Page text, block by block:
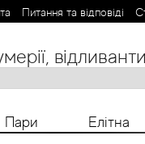
Питання та відповіді
V X Y Z
Пари Елітна